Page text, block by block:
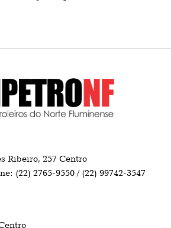
Ribeiro, 257 Centro
(22) 2765-9550 / (22) 99742-3547